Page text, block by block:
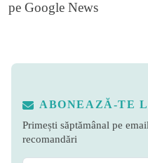
pe Google News
ABONEAZĂ-TE
Primești săptămânal pe
recomandări